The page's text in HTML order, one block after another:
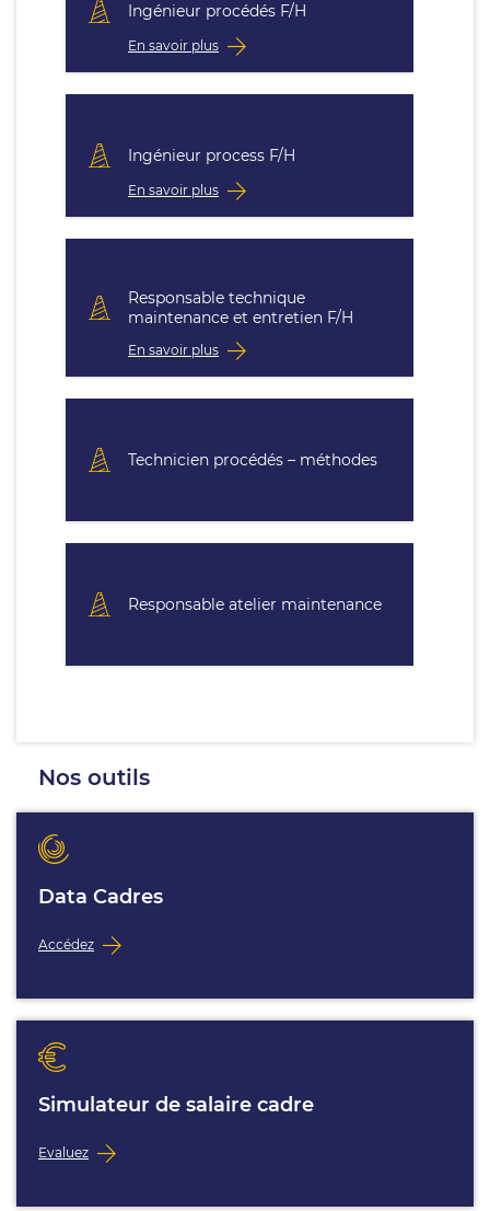
Ingénieur procédés F/H
En savoir plus
Ingénieur process F/H
En savoir plus
Responsable technique
maintenance et entretien F/H
En savoir plus
Technicien procédés – méthodes
Responsable atelier maintenance
Nos outils
Data Cadres
Accédez
Simulateur de salaire cadre
Evaluez